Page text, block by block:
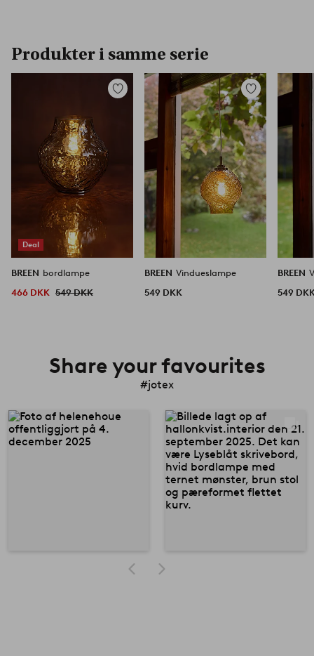
Produkter i samme serie
Deal
Tilføj
favoritter
BREEN bordlampe
466 DKK 549 DKK
Tilføj
til
favoritter
BREEN Vindueslampe
549 DKK
BREEN
549
Share your favourites
#jotex